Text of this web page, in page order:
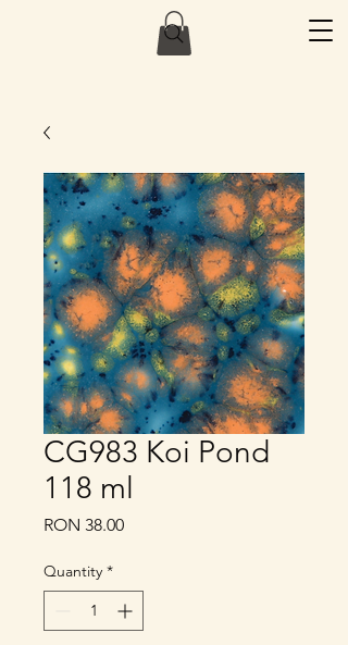
CG983 Koi Pond
118 ml
RON 38.00Price
Quantity *